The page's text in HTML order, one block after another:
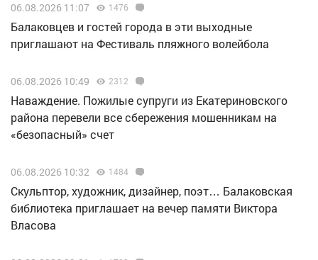
06.08.2026 11:07 1476
Балаковцев и гостей города в эти выходные
приглашают на Фестиваль пляжного волейбола
06.08.2026 10:49 2312
Наваждение. Пожилые супруги из Екатериновского
района перевели все сбережения мошенникам на
«безопасный» счет
06.08.2026 10:32 1484
Скульптор, художник, дизайнер, поэт… Балаковская
библиотека приглашает на вечер памяти Виктора
Власова